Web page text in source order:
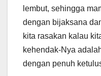
lembut, sehingga
dengan bijaksana
kita rasakan kalau
kehendak-Nya
dengan penuh